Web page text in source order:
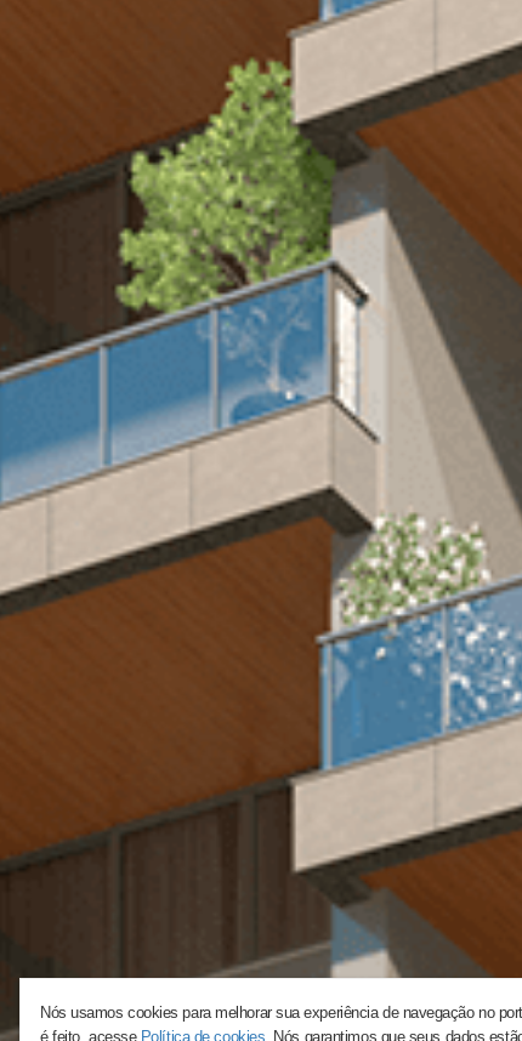
Nós usamos cookies para melhorar sua experiência de navegação no
é feito, acesse Política de cookies . Nós garantimos que seus dados